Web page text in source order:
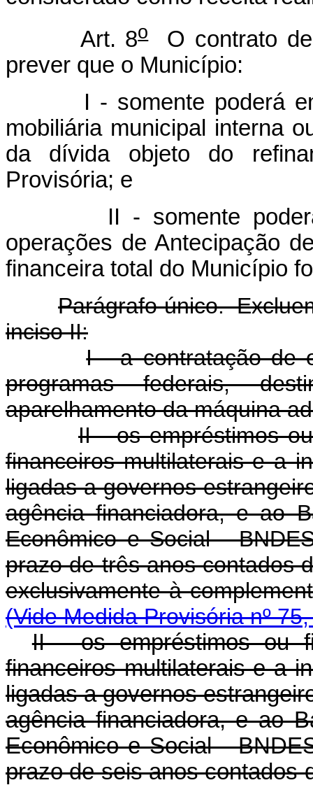
Art. 8oO contrato de
prever que o Município:
I - somente poderá
mobiliária municipal interna
da dívida objeto do
Provisória; e
II - somente
operações de Antecipação
financeira total do Município
Parágrafo único.
inciso II:
I - a contratação de
programas federais,
aparelhamento da máquina
II - os empréstimos
financeiros multilaterais e a
ligadas a governos
agência financiadora, e ao
Econômico e Social -
prazo de três anos contados
exclusivamente à
(Vide Medida Provisória nº
II - os empréstimos ou
financeiros multilaterais e a
ligadas a governos
agência financiadora, e ao
Econômico e Social -
prazo de seis anos contados